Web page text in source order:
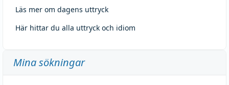
Läs mer om dagens uttryck
Här hittar du alla uttryck och idiom
Mina sökningar